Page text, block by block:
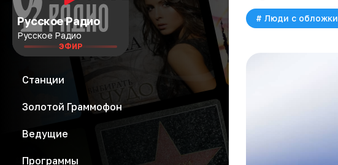
Русское Радио
Русское Радио
ЭФИР
Станции
Золотой Граммофон
Ведущие
Программы
# Люди с обложки